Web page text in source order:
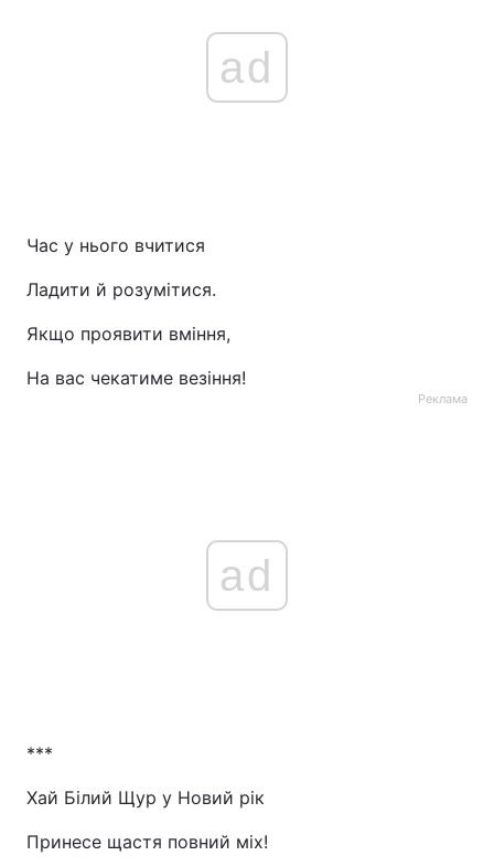
ad
Час у нього вчитися
Ладити й розумітися.
Якщо проявити вміння,
На вас чекатиме везіння!
Реклама
ad
***
Хай Білий Щур у Новий рік
Принесе щастя повний міх!